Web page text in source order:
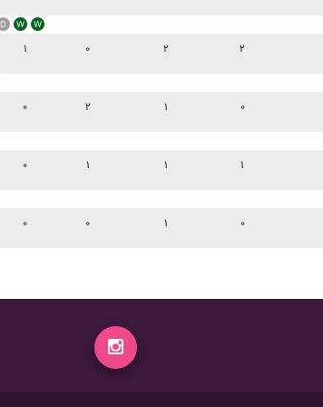
۱ ۰ ۲ ۲
۰ ۲ ۱ ۰
۰ ۱ ۱ ۱
۰ ۰ ۱ ۰